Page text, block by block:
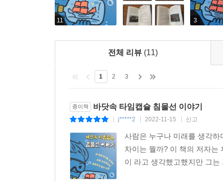
--- pp.177~178
《바닷속 타임캡슐 침몰선 이야기》에서는 저
“이 배의 프레임은 이미 발굴되어 있었기 때문에
늘어세운 커다란 목재와 목재 사이로 방금 로드
만져졌다. 420년 전 목재라고는 생각할 수 없을
이처럼 홈이 있는 목재는 하나밖에 없다. ‘틀림없는
발굴 현장에서 벌어지는 예측불허의 사건과 흥
베네치아 공화국 침몰선인 ‘갈리아나 그로사’를
오스만 제국 황제 무라트 3세의 궁전이 화재로
11 3
전체 리뷰 (11)
1 2 3
종이책 바닷속 타임캡슐 침몰선 이야기
j*****2 2022-11-15 신고
사람은 누구나 미래를 생각
차이는 뭘까? 이 책의 저자는
이 라고 생각했고했지만 그